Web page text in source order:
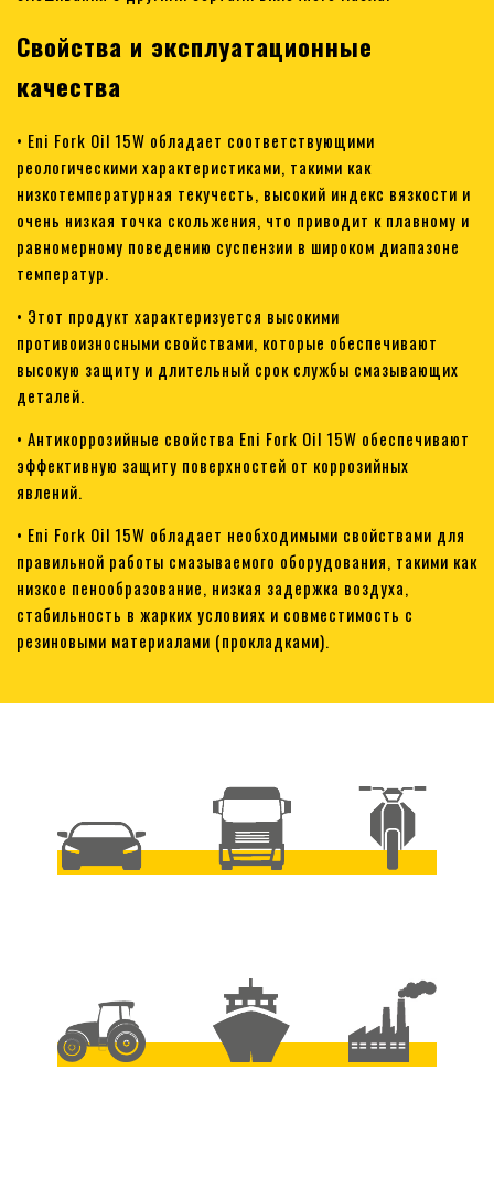
Свойства и эксплуатационные
качества
• Eni Fork Oil 15W обладает соответствующими
реологическими характеристиками, такими как
низкотемпературная текучесть, высокий индекс вязкости и
очень низкая точка скольжения, что приводит к плавному и
равномерному поведению суспензии в широком диапазоне
температур.
• Этот продукт характеризуется высокими
противоизносными свойствами, которые обеспечивают
высокую защиту и длительный срок службы смазывающих
деталей.
• Антикоррозийные свойства Eni Fork Oil 15W обеспечивают
эффективную защиту поверхностей от коррозийных
явлений.
• Eni Fork Oil 15W обладает необходимыми свойствами для
правильной работы смазываемого оборудования, такими как
низкое пенообразование, низкая задержка воздуха,
стабильность в жарких условиях и совместимость с
резиновыми материалами (прокладками).